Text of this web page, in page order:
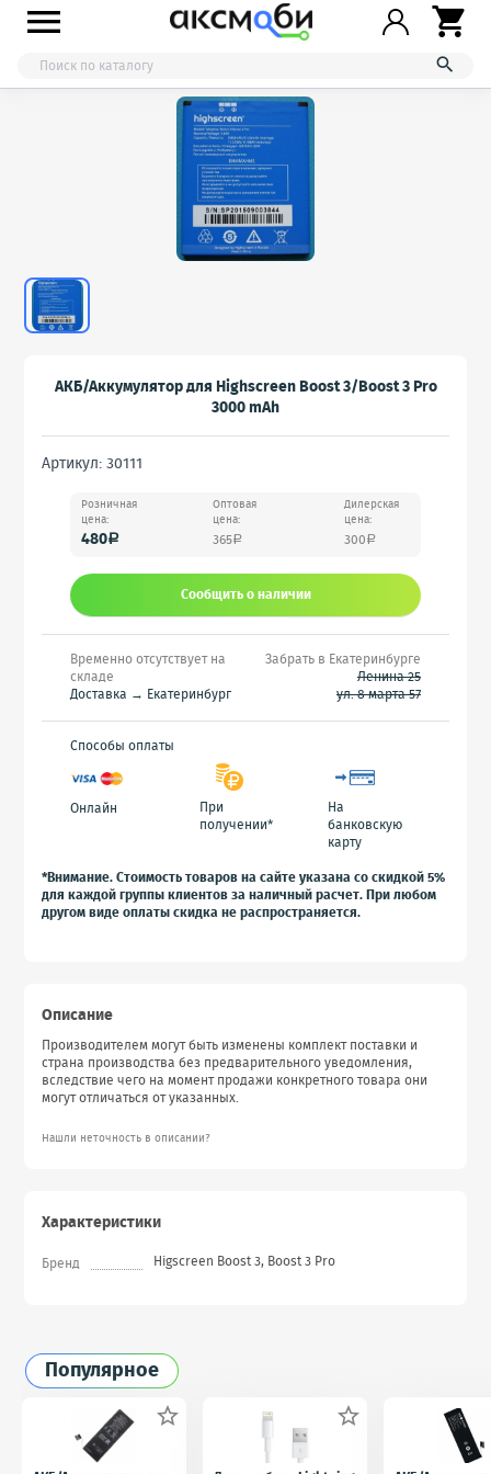



АКБ/Аккумулятор для Highscreen Boost 3/Boost 3 Pro
3000 mAh
Артикул: 30111
Розничная
цена:
480a
Оптовая
цена:
365a
Дилерская
цена:
300 a
Сообщить o наличии
Временно отсутствует на
складе
Доставка → Екатеринбург
Забрать в Екатеринбурге
Ленина 25
ул. 8 марта 57
Способы оплаты
Онлайн
При
получении*
На
банковскую
карту
*Внимание. Стоимость товаров на сайте указана со скидкой 5%
для каждой группы клиентов за наличный расчет. При любом
другом виде оплаты скидка не распространяется.
Описание
Производителем могут быть изменены комплект поставки и
страна производства без предварительного уведомления,
вследствие чего на момент продажи конкретного товара они
могут отличаться от указанных.
Нашли неточность в описании?
Характеристики
Бренд Higscreen Boost 3, Boost 3 Pro
Популярное
 